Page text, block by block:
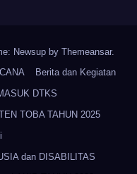
Newsup by Themeansar.
Berita dan Kegiatan
DTKS
TOBA TAHUN 2025
dan DISABILITAS